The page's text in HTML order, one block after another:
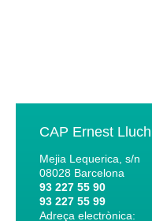
CAP Ernest Lluch
Mejia Lequerica, s/n
08028 Barcelona
93 227 55 90
93 227 55 99
Adreça electrònica: